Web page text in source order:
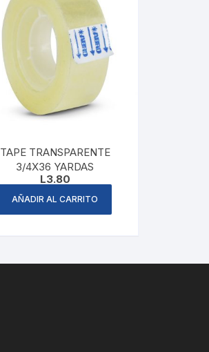
TAPE TRANSPARENTE
3/4X36 YARDAS
L3.80
AÑADIR AL CARRITO